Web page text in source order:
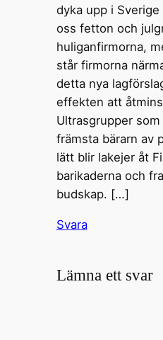
dyka upp i
oss fetton och
huliganfirmorna,
står firmorna
detta nya
effekten att
Ultrasgrupper som
främsta bärarn av
lätt blir lakejer åt
barikaderna och
budskap. […]
Svara
Lämna ett svar